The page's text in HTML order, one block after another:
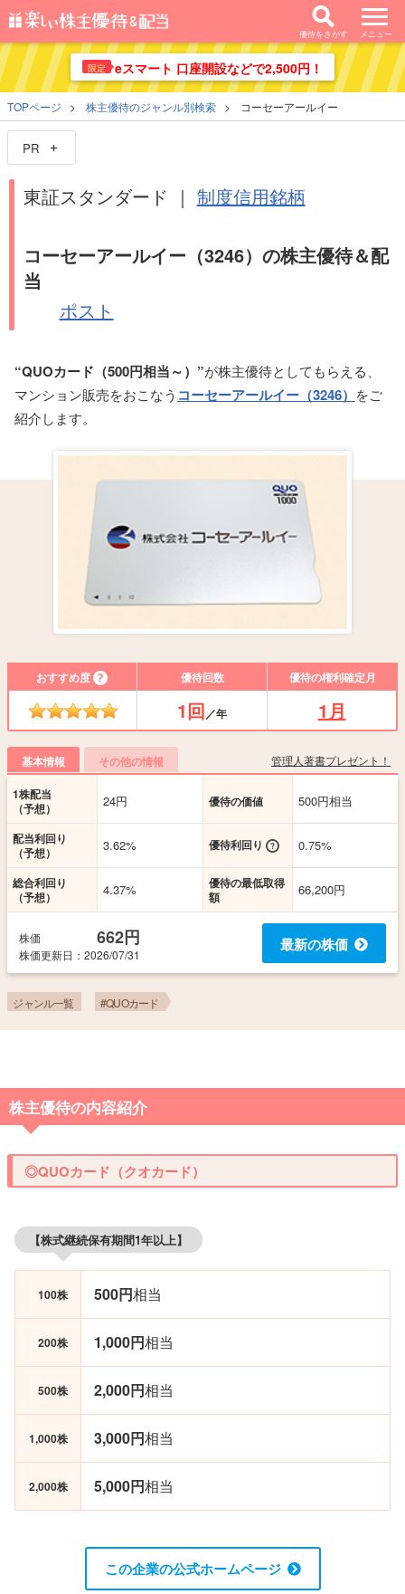
優待をさがす メニュー
限定 eスマート 口座開設などで2,500円！
TOPページ 株主優待のジャンル別検索 コーセーアールイー
PR
東証スタンダード ｜ 制度信用銘柄
コーセーアールイー（3246）の株主優待＆配
当
ポスト
“QUOカード（500円相当～）”が株主優待としてもらえる、
マンション販売をおこなう コーセーアールイー（3246） をご
紹介します。
おすすめ度 優待回数 優待の権利確定月
1回／年 1月
基本情報 その他の情報 管理人著書プレゼント！
1株配当
（予想）
24円 優待の価値 500円相当
配当利回り
（予想）
3.62% 優待利回り 0.75%
総合利回り
（予想）
4.37%
優待の最低取得
額
66,200円
株価 662円
株価更新日 ：2026/07/31
最新の株価
ジャンル一覧 #QUOカード
株主優待の内容紹介
◎QUOカード（クオカード）
【株式継続保有期間1年以上】
100株 500円相当
200株 1,000円相当
500株 2,000円相当
1,000株 3,000円相当
2,000株 5,000円相当
この企業の公式ホームページ